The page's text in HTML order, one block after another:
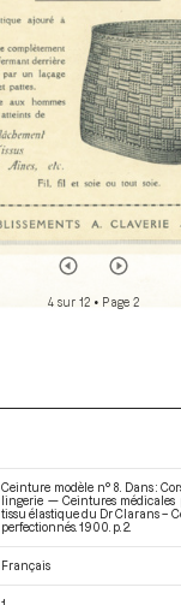
4 sur 12 • Page 2
Ceinture modèle n° 8. Dans :
lingerie — Ceintures médicales
tissu élastique du Dr Clarans –
perfectionnés . 1900. p. 2.
Français